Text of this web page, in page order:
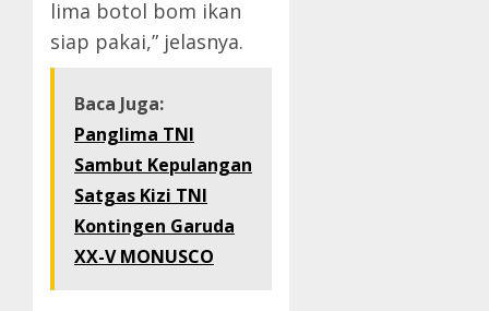
lima botol bom ikan
siap pakai,” jelasnya.
Baca Juga:
Panglima TNI
Sambut Kepulangan
Satgas Kizi TNI
Kontingen Garuda
XX-V MONUSCO